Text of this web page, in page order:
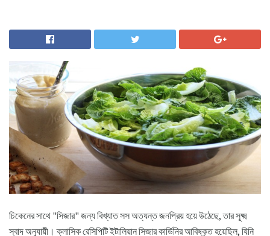
চিকেনের সাথে "সিজার" জন্য বিখ্যাত সস অত্যন্ত জনপ্রিয় হয়ে উঠেছে, তার সূক্ষ্ম
স্বাদ অনুযায়ী। ক্লাসিক রেসিপিটি ইটালিয়ান সিজার কার্ডিনির আবিষ্কৃত হয়েছিল, যিনি